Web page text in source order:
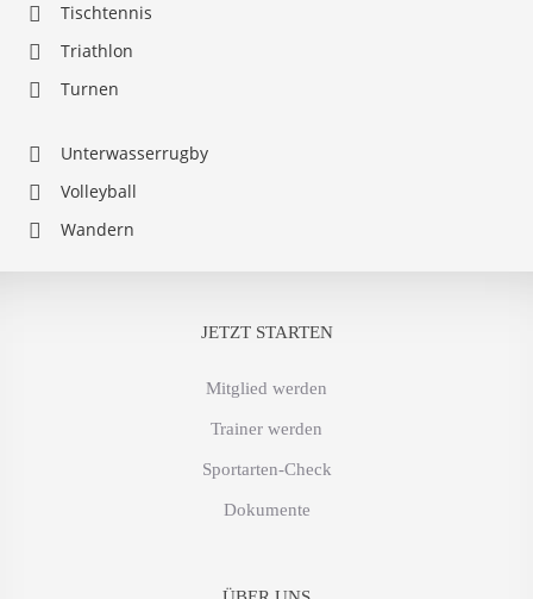
Tischtennis
Triathlon
Turnen
Unterwasserrugby
Volleyball
Wandern
JETZT STARTEN
Mitglied werden
Trainer werden
Sportarten-Check
Dokumente